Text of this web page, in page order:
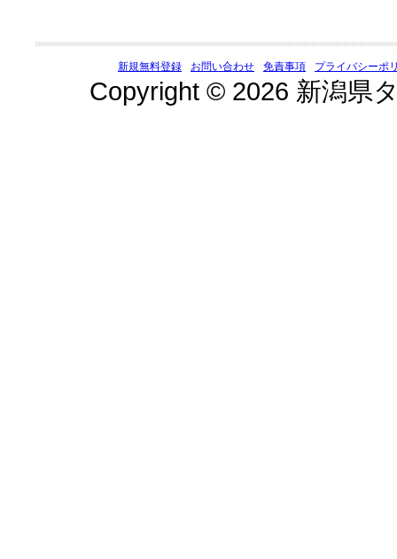
新規無料登録 お問い合わせ 免責事項 プライバシーポ
Copyright © 2026 新潟県